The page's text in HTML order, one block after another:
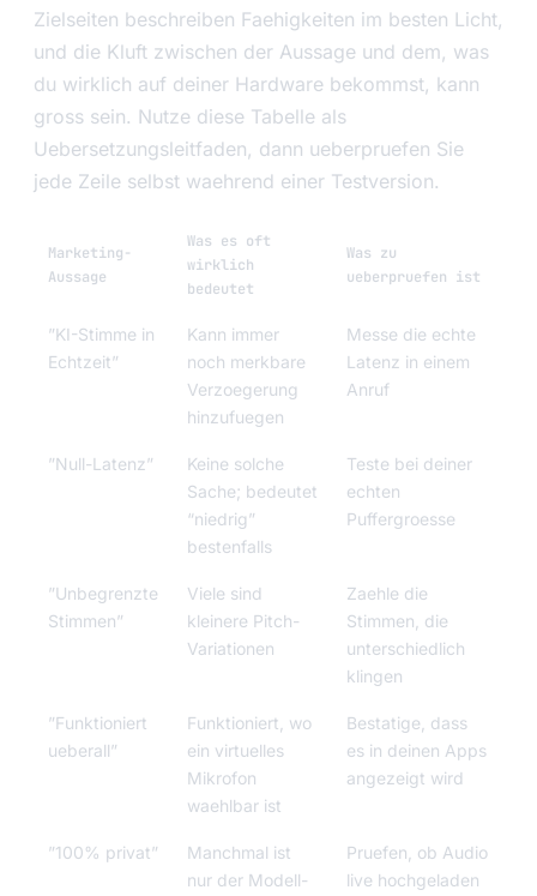
Zielseiten beschreiben Faehigkeiten im besten Licht,
und die Kluft zwischen der Aussage und dem, was
du wirklich auf deiner Hardware bekommst, kann
gross sein. Nutze diese Tabelle als
Uebersetzungsleitfaden, dann ueberpruefen Sie
jede Zeile selbst waehrend einer Testversion.
Marketing-
Aussage
Was es oft
wirklich
bedeutet
Was zu
ueberpruefen ist
”KI-Stimme in
Echtzeit”
Kann immer
noch merkbare
Verzoegerung
hinzufuegen
Messe die echte
Latenz in einem
Anruf
”Null-Latenz”
Keine solche
Sache; bedeutet
“niedrig”
bestenfalls
Teste bei deiner
echten
Puffergroesse
”Unbegrenzte
Stimmen”
Viele sind
kleinere Pitch-
Variationen
Zaehle die
Stimmen, die
unterschiedlich
klingen
”Funktioniert
ueberall”
Funktioniert, wo
ein virtuelles
Mikrofon
waehlbar ist
Bestatige, dass
es in deinen Apps
angezeigt wird
”100% privat”
Manchmal ist
nur der Modell-
Pruefen, ob Audio
live hochgeladen